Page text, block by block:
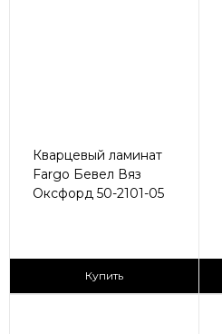
Кварцевый ламинат
Fargo Бевел Вяз
Оксфорд 50-2101-05
2
Купить